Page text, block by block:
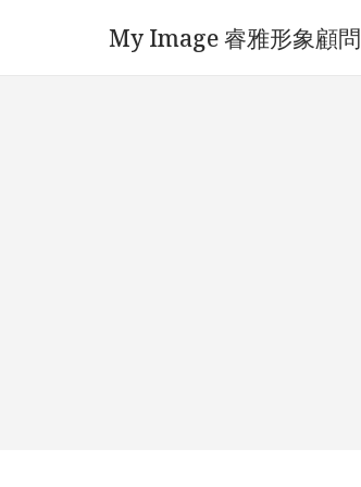
My Image 睿雅形象顧問